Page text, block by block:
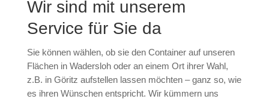
Wir sind mit unserem
Service für Sie da
Sie können wählen, ob sie den Container auf unseren
Flächen in Wadersloh oder an einem Ort ihrer Wahl,
z.B. in Göritz aufstellen lassen möchten – ganz so, wie
es ihren Wünschen entspricht. Wir kümmern uns